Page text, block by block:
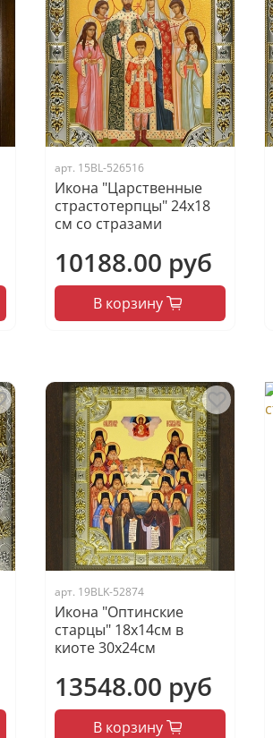
арт. 15BL-526516
Икона "Царственные
страстотерпцы" 24х18
см со стразами
10188.00 руб
В корзину
арт. 19BLK-52874
Икона "Оптинские
старцы" 18х14см в
киоте 30х24см
13548.00 руб
В корзину